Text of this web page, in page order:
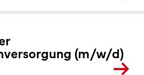
(m/w/d)